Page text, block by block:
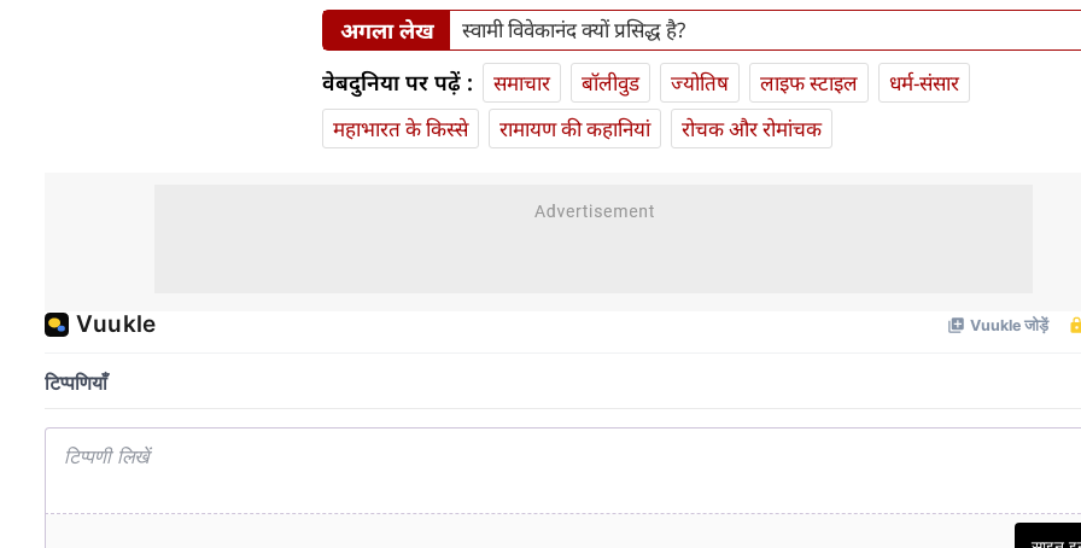
अगला लेख स्वामी विवेकानंद क्यों प्रसिद्ध है?
वेबदुनिया पर पढ़ें : समाचार बॉलीवुड ज्योतिष लाइफ स्‍टाइल
धर्म-संसार
महाभारत के किस्से
रामायण की कहानियां रोचक और रोमांचक